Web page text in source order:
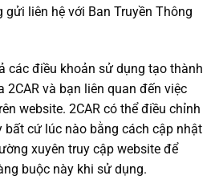
gửi liên hệ với Ban Truyền Thông
các điều khoản sử dụng tạo thành
và bạn liên quan đến việc
website. 2CAR có thể điều chỉnh
bất cứ lúc nào bằng cách cập nhật
xuyên truy cập website để
buộc này khi sử dụng.